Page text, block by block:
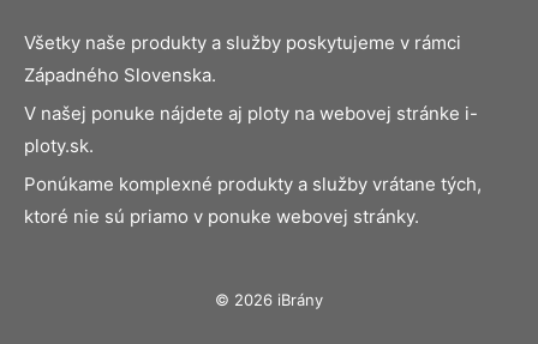
Všetky naše produkty a služby poskytujeme v rámci
Západného Slovenska.
V našej ponuke nájdete aj ploty na webovej stránke i-
ploty.sk.
Ponúkame komplexné produkty a služby vrátane tých,
ktoré nie sú priamo v ponuke webovej stránky.
© 2026 iBrány